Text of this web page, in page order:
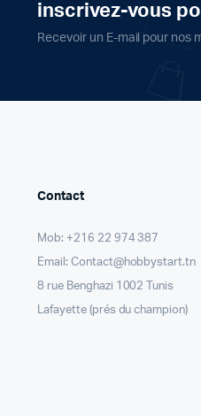
inscrivez-vous
Recevoir un E-mail pour nos
Contact
Mob: +216 22 974 387
Email: Contact@hobbystart.tn
8 rue Benghazi 1002 Tunis
Lafayette (prés du champion)